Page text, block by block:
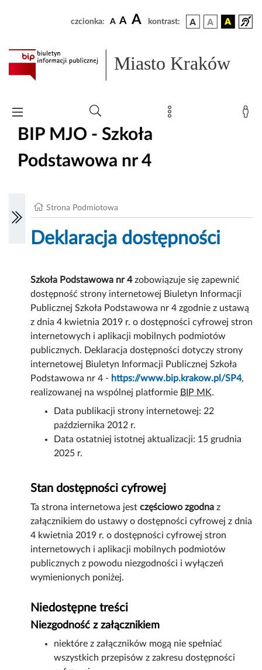
czcionka: A A A kontrast:
Miasto Kraków
BIP MJO - Szkoła
Podstawowa nr 4
Strona Podmiotowa
Deklaracja dostępności
Szkoła Podstawowa nr 4zobowiązuje się zapewnić
dostępnośćstrony internetowej Biuletyn Informacji
Publicznej Szkoła Podstawowa nr 4 zgodnie z ustawą
z dnia 4 kwietnia 2019 r. o dostępności cyfrowej stron
internetowych i aplikacji mobilnych podmiotów
publicznych. Deklaracja dostępności dotyczy strony
internetowej Biuletyn Informacji Publicznej Szkoła
Podstawowa nr 4 - https://www.bip.krakow.pl/SP4,
realizowanej na wspólnej platformie BIP MK.
Data publikacji strony internetowej: 22
października 2012 r.
Data ostatniej istotnej aktualizacji: 15 grudnia
2025 r.
Stan dostępności cyfrowej
Ta strona internetowa jestczęściowo zgodna z
załącznikiem do ustawy o dostępności cyfrowej z dnia
4 kwietnia 2019 r. o dostępności cyfrowej stron
internetowych i aplikacji mobilnych podmiotów
publicznych z powodu niezgodności i wyłączeń
wymienionych poniżej.
Niedostępne treści
Niezgodność z załącznikiem
niektóre z załączników mogą nie spełniać
wszystkich przepisów z zakresu dostępności